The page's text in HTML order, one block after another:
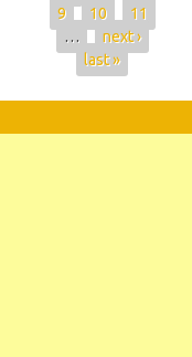
9
10
11
…
next ›
last »